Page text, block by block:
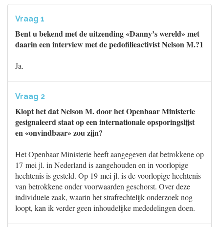
Vraag 1
Bent u bekend met de uitzending «Danny’s wereld» met
daarin een interview met de pedofilieactivist Nelson M.?1
Ja.
Vraag 2
Klopt het dat Nelson M. door het Openbaar Ministerie
gesignaleerd staat op een internationale opsporingslijst
en «onvindbaar» zou zijn?
Het Openbaar Ministerie heeft aangegeven dat betrokkene op
17 mei jl. in Nederland is aangehouden en in voorlopige
hechtenis is gesteld. Op 19 mei jl. is de voorlopige hechtenis
van betrokkene onder voorwaarden geschorst. Over deze
individuele zaak, waarin het strafrechtelijk onderzoek nog
loopt, kan ik verder geen inhoudelijke mededelingen doen.